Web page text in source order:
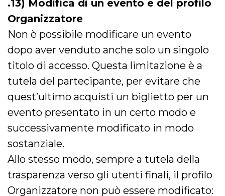
.13) Modifica di un evento e del profilo
Organizzatore
Non è possibile modificare un evento
dopo aver venduto anche solo un singolo
titolo di accesso. Questa limitazione è a
tutela del partecipante, per evitare che
quest’ultimo acquisti un biglietto per un
evento presentato in un certo modo e
successivamente modificato in modo
sostanziale.
Allo stesso modo, sempre a tutela della
trasparenza verso gli utenti finali, il profilo
Organizzatore non può essere modificato: